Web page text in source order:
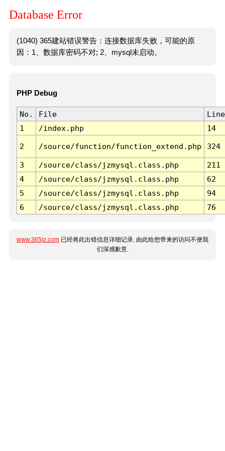
Database Error
(1040) 365建站错误警告：连接数据库失败，可能的原
因：1、数据库密码不对; 2、mysql未启动。
PHP Debug
No. File
Line
1
/index.php 14
2 /source/function/function_extend.php 324
3 /source/class/jzmysql.class.php
211
4
/source/class/jzmysql.class.php
62
5
/source/class/jzmysql.class.php
94
6
/source/class/jzmysql.class.php 76
www.365jz.com 已经将此出错信息详细记录, 由此给您带来的访问不便我
们深感歉意.